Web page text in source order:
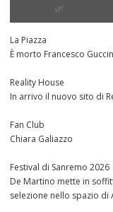
🌿
La Piazza
È morto Francesco
Reality House
In arrivo il nuovo sito di
Fan Club
Chiara Galiazzo
Festival di Sanremo 2026
De Martino mette in
selezione nello spazio di